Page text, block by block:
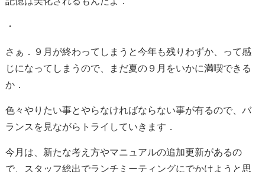
・
さぁ．９月が終わってしまうと今年も残りわずか、って感
じになってしまうので、まだ夏の９月をいかに満喫できる
か．
色々やりたい事とやらなければならない事が有るので、バ
ランスを見ながらトライしていきます．
今月は、新たな考え方やマニュアルの追加更新があるの
で、スタッフ総出でランチミーティングにでかけようと思